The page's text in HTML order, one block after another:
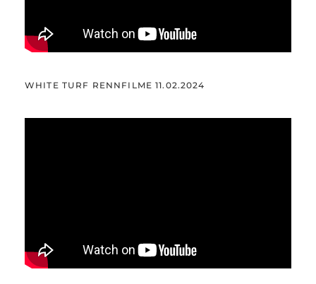
WHITE TURF RENNFILME 11.02.2024